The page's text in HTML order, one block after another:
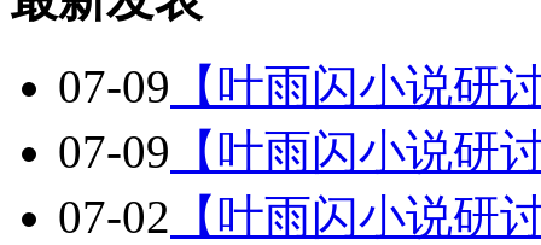
07-09 【叶雨闪小说研
07-09 【叶雨闪小说研
07-02 【叶雨闪小说研